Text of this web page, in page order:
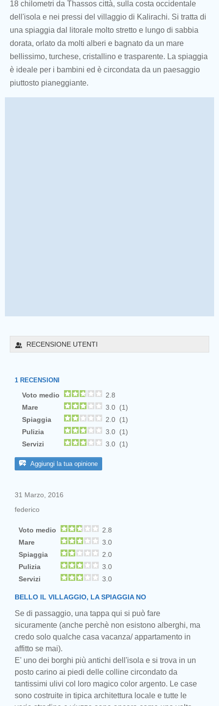
18 chilometri da Thassos città, sulla costa occidentale
dell'isola e nei pressi del villaggio di Kalirachi. Si tratta di
una spiaggia dal litorale molto stretto e lungo di sabbia
dorata, orlato da molti alberi e bagnato da un mare
bellissimo, turchese, cristallino e trasparente. La spiaggia
è ideale per i bambini ed è circondata da un paesaggio
piuttosto pianeggiante.
RECENSIONE UTENTI
1 RECENSIONI
Voto medio
2.8
Mare
3.0 (1)
Spiaggia
2.0 (1)
Pulizia
3.0 (1)
Servizi
3.0 (1)
Aggiungi la tua opinione
31 Marzo, 2016
federico
Voto medio
2.8
Mare
3.0
Spiaggia
2.0
Pulizia
3.0
Servizi
3.0
BELLO IL VILLAGGIO, LA SPIAGGIA NO
Se di passaggio, una tappa qui si può fare
sicuramente (anche perchè non esistono alberghi, ma
credo solo qualche casa vacanza/ appartamento in
affitto se mai).
E' uno dei borghi più antichi dell'isola e si trova in un
posto carino ai piedi delle colline circondato da
tantissimi ulivi col loro magico color argento. Le case
sono costruite in tipica architettura locale e tutte le